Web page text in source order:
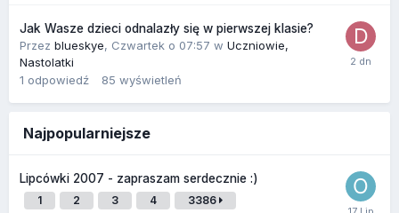
Jak Wasze dzieci odnalazły się w pierwszej klasie?
Przez blueskye, Czwartek o 07:57 w Uczniowie,
Nastolatki
1 odpowiedź 85 wyświetleń
Najpopularniejsze
Lipcówki 2007 - zapraszam serdecznie :)
1 2 3 4 3386